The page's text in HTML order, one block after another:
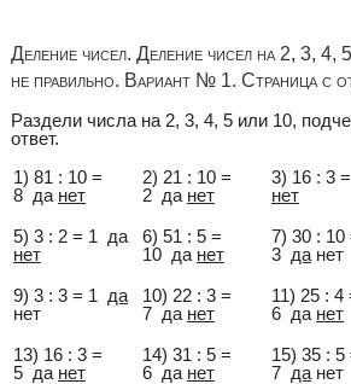
Деление чисел. Деление чисел на 2, 3, 4,
не правильно. Вариант № 1. Страница с
Раздели числа на 2, 3, 4, 5 или 10,
ответ.
1) 81 : 10 =
8 да нет
2) 21 : 10 =
2 да нет
3) 16 : 3
нет
5) 3 : 2 = 1 да
нет
6) 51 : 5 =
10 да нет
7) 30 : 10
3 данет
9) 3 : 3 = 1 да
нет
10) 22 : 3 =
7 да нет
11) 25 : 4
6 да нет
13) 16 : 3 =
5 да нет
14) 31 : 5 =
6 да нет
15) 35 : 5
7 данет